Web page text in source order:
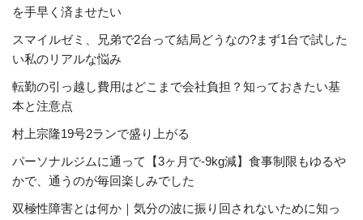
を手早く済ませたい
スマイルゼミ、兄弟で2台って結局どうなの?まず1台で試した
い私のリアルな悩み
転勤の引っ越し費用はどこまで会社負担？知っておきたい基
本と注意点
村上宗隆19号2ランで盛り上がる
パーソナルジムに通って【3ヶ月で-9kg減】食事制限もゆるや
かで、通うのが毎回楽しみでした
双極性障害とは何か｜気分の波に振り回されないために知っ